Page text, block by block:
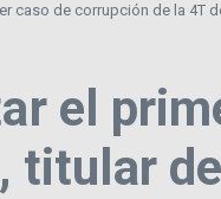
caso de corrupción de la 4T
el
titular